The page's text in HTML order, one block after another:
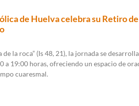
de Huelva celebra su Retiro de
la roca” (Is 48, 21), la jornada se
a 19:00 horas, ofreciendo un espacio de
cuaresmal.